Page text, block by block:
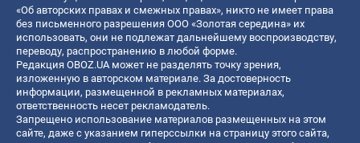
«Об авторских правах и смежных правах», никто не имеет права
без письменного разрешения ООО «Золотая середина» их
использовать, они не подлежат дальнейшему воспроизводству,
переводу, распространению в любой форме.
Редакция OBOZ.UA может не разделять точку зрения,
изложенную в авторском материале. За достоверность
информации, размещенной в рекламных материалах,
ответственность несет рекламодатель.
Запрещено использование материалов размещенных на этом
сайте, даже с указанием гиперссылки на страницу этого сайта,